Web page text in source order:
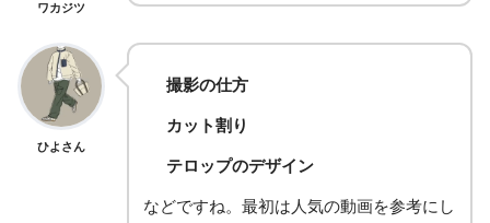
ワカジツ
ひよさん
撮影の仕方
カット割り
テロップのデザイン
などですね。最初は人気の動画を参考にし